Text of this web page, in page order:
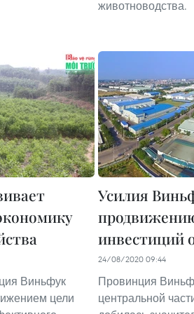
животноводства.
Виньфук
цели
Усилия
инвестиций
24/08/2020 09:44
Провинция
центральной